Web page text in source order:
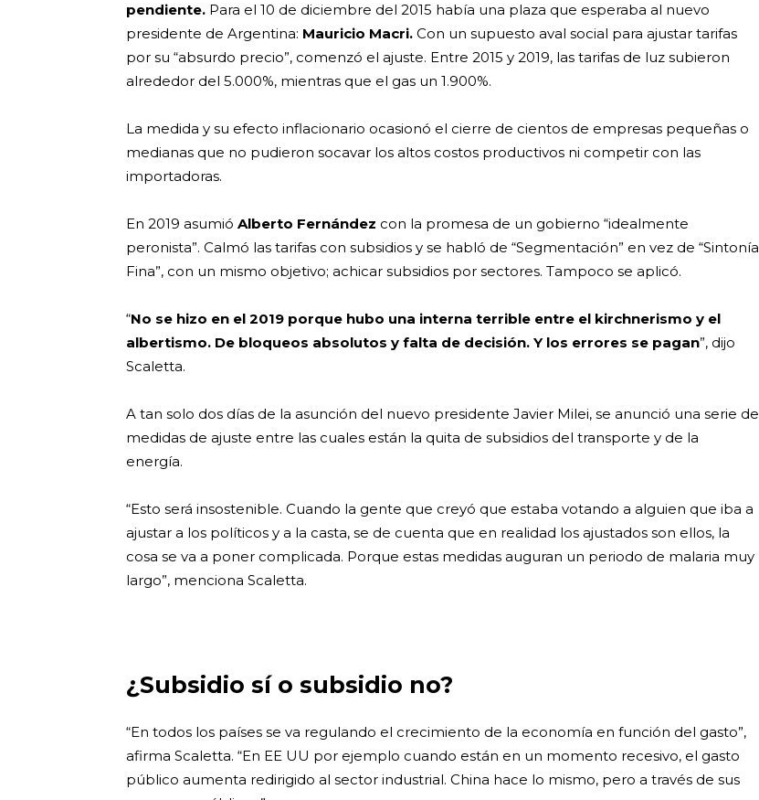
pendiente. Para el 10 de diciembre del 2015 había una plaza que esperaba al nuevo
presidente de Argentina: Mauricio Macri. Con un supuesto aval social para ajustar tarifas
por su “absurdo precio”, comenzó el ajuste. Entre 2015 y 2019, las tarifas de luz subieron
alrededor del 5.000%, mientras que el gas un 1.900%.
La medida y su efecto inflacionario ocasionó el cierre de cientos de empresas pequeñas o
medianas que no pudieron socavar los altos costos productivos ni competir con las
importadoras.
En 2019 asumió Alberto Fernández con la promesa de un gobierno “idealmente
peronista”. Calmó las tarifas con subsidios y se habló de “Segmentación” en vez de “Sintonía
Fina”, con un mismo objetivo; achicar subsidios por sectores. Tampoco se aplicó.
“No se hizo en el 2019 porque hubo una interna terrible entre el kirchnerismo y el
albertismo. De bloqueos absolutos y falta de decisión. Y los errores se pagan”, dijo
Scaletta.
A tan solo dos días de la asunción del nuevo presidente Javier Milei, se anunció una serie de
medidas de ajuste entre las cuales están la quita de subsidios del transporte y de la
energía.
“Esto será insostenible. Cuando la gente que creyó que estaba votando a alguien que iba a
ajustar a los políticos y a la casta, se de cuenta que en realidad los ajustados son ellos, la
cosa se va a poner complicada. Porque estas medidas auguran un periodo de malaria muy
largo”, menciona Scaletta.
¿Subsidio sí o subsidio no?
“En todos los países se va regulando el crecimiento de la economía en función del gasto”,
afirma Scaletta. “En EE UU por ejemplo cuando están en un momento recesivo, el gasto
público aumenta redirigido al sector industrial. China hace lo mismo, pero a través de sus